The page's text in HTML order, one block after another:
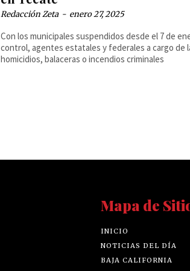
Redacción Zeta - enero 27, 2025
Con los municipales suspendidos desde el 7 de
control, agentes estatales y federales a cargo de
homicidios, balaceras o incendios criminales
Mapa de
INICIO
NOTICIAS DEL DÍA
BAJA CALIFORNIA